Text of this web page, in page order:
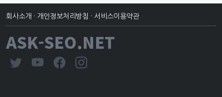
회사소개 · 개인정보처리방침 · 서비스이용약관
ASK-SEO.NET